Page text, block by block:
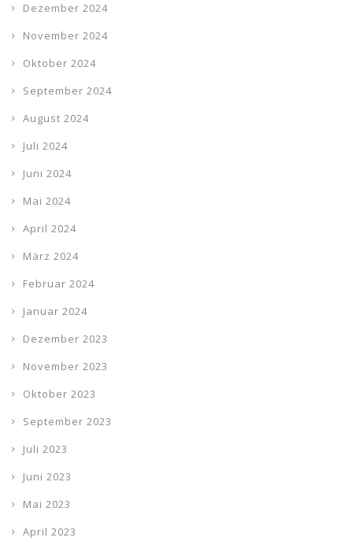
Dezember 2024
November 2024
Oktober 2024
September 2024
August 2024
Juli 2024
Juni 2024
Mai 2024
April 2024
März 2024
Februar 2024
Januar 2024
Dezember 2023
November 2023
Oktober 2023
September 2023
Juli 2023
Juni 2023
Mai 2023
April 2023